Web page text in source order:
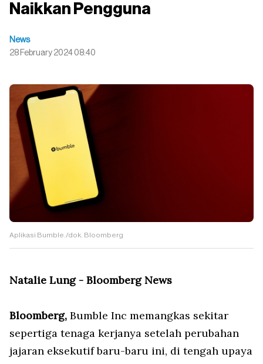
Naikkan Pengguna
News
28 February 2024 08:40
Aplikasi Bumble./dok. Bloomberg
Natalie Lung - Bloomberg News
Bloomberg, Bumble Inc memangkas sekitar
sepertiga tenaga kerjanya setelah perubahan
jajaran eksekutif baru-baru ini, di tengah upaya